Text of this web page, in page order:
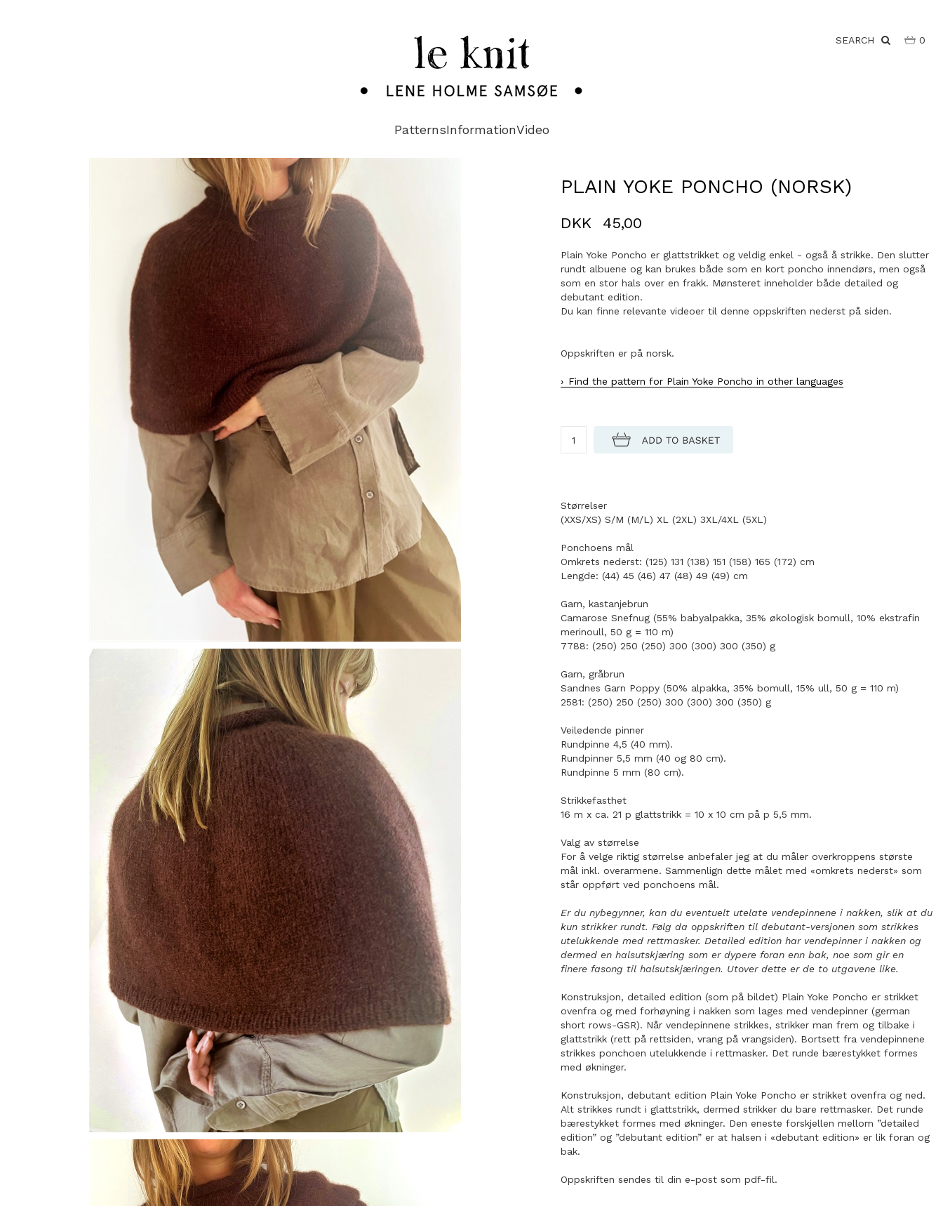
SEARCH 0
PatternsInformationVideo
PLAIN YOKE PONCHO (NORSK)
DKK 45,00
Plain Yoke Poncho er glattstrikket og veldig enkel - også å strikke. Den slutter
rundt albuene og kan brukes både som en kort poncho innendørs, men også
som en stor hals over en frakk. Mønsteret inneholder både detailed og
debutant edition.
Du kan finne relevante videoer til denne oppskriften nederst på siden.
Oppskriften er på norsk.
Find the pattern for Plain Yoke Poncho in other languages
Størrelser
(XXS/XS) S/M (M/L) XL (2XL) 3XL/4XL (5XL)
Ponchoens mål
Omkrets nederst: (125) 131 (138) 151 (158) 165 (172) cm
Lengde: (44) 45 (46) 47 (48) 49 (49) cm
Garn, kastanjebrun
Camarose Snefnug (55% babyalpakka, 35% økologisk bomull, 10% ekstrafin
merinoull, 50 g = 110 m)
7788: (250) 250 (250) 300 (300) 300 (350) g
Garn, gråbrun
Sandnes Garn Poppy (50% alpakka, 35% bomull, 15% ull, 50 g = 110 m)
2581: (250) 250 (250) 300 (300) 300 (350) g
Veiledende pinner
Rundpinne 4,5 (40 mm).
Rundpinner 5,5 mm (40 og 80 cm).
Rundpinne 5 mm (80 cm).
Strikkefasthet
16 m x ca. 21 p glattstrikk = 10 x 10 cm på p 5,5 mm.
Valg av størrelse
For å velge riktig størrelse anbefaler jeg at du måler overkroppens største
mål inkl. overarmene. Sammenlign dette målet med «omkrets nederst» som
står oppført ved ponchoens mål.
Er du nybegynner, kan du eventuelt utelate vendepinnene i nakken, slik at du
kun strikker rundt. Følg da oppskriften til debutant-versjonen som strikkes
utelukkende med rettmasker. Detailed edition har vendepinner i nakken og
dermed en halsutskjæring som er dypere foran enn bak, noe som gir en
finere fasong til halsutskjæringen. Utover dette er de to utgavene like.
Konstruksjon, detailed edition (som på bildet) Plain Yoke Poncho er strikket
ovenfra og med forhøyning i nakken som lages med vendepinner (german
short rows-GSR). Når vendepinnene strikkes, strikker man frem og tilbake i
glattstrikk (rett på rettsiden, vrang på vrangsiden). Bortsett fra vendepinnene
strikkes ponchoen utelukkende i rettmasker. Det runde bærestykket formes
med økninger.
Konstruksjon, debutant edition Plain Yoke Poncho er strikket ovenfra og ned.
Alt strikkes rundt i glattstrikk, dermed strikker du bare rettmasker. Det runde
bærestykket formes med økninger. Den eneste forskjellen mellom ”detailed
edition” og ”debutant edition” er at halsen i «debutant edition» er lik foran og
bak.
Oppskriften sendes til din e-post som pdf-fil.